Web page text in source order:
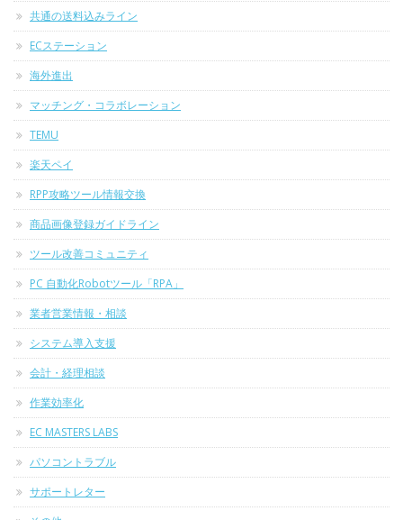
共通の送料込みライン
ECステーション
海外進出
マッチング・コラボレーション
TEMU
楽天ペイ
RPP攻略ツール情報交換
商品画像登録ガイドライン
ツール改善コミュニティ
PC 自動化Robotツール「RPA」
業者営業情報・相談
システム導入支援
会計・経理相談
作業効率化
EC MASTERS LABS
パソコントラブル
サポートレター